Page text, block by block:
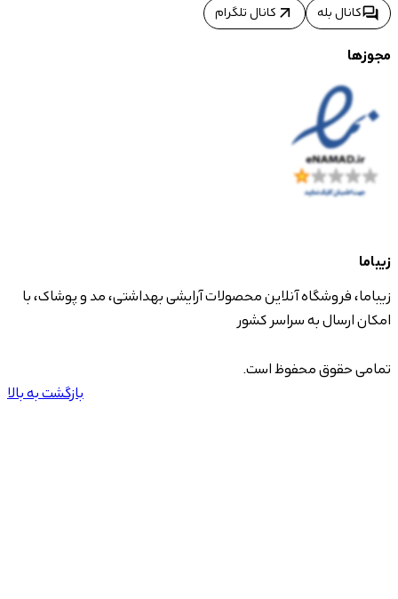
forumکانال بله arrow_outward کانال تلگرام
مجوزها
زیباما
زیباما، فروشگاه آنلاین محصولات آرایشی بهداشتی، مد و پوشاک، با
امکان ارسال به سراسر کشور
تمامی حقوق محفوظ است.
بازگشت به بالا